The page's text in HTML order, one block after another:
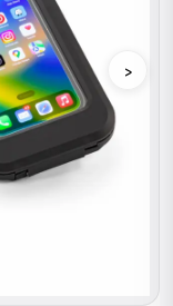
›